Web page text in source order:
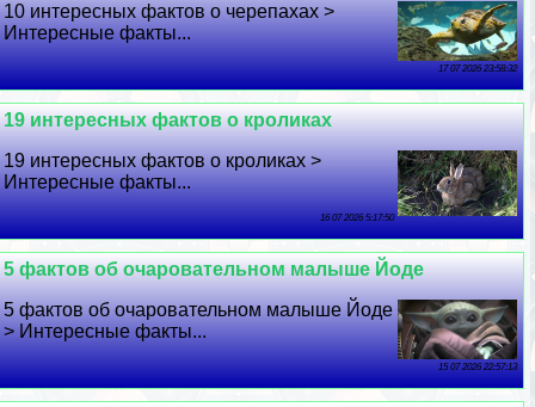
10 интересных фактов о черепахах >
Интересные факты...
17 07 2026 23:58:32
19 интересных фактов о кроликах
19 интересных фактов о кроликах >
Интересные факты...
16 07 2026 5:17:50
5 фактов об очаровательном малыше Йоде
5 фактов об очаровательном малыше Йоде
> Интересные факты...
15 07 2026 22:57:13